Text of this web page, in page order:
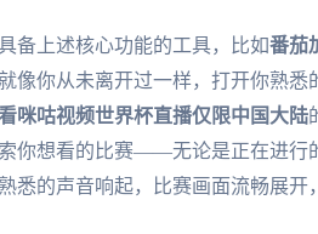
备上述核心功能的工具，比如番茄
像你从未离开过一样，打开你熟悉
咪咕视频世界杯直播仅限中国大陆
你想看的比赛——无论是正在进行
的声音响起，比赛画面流畅展开